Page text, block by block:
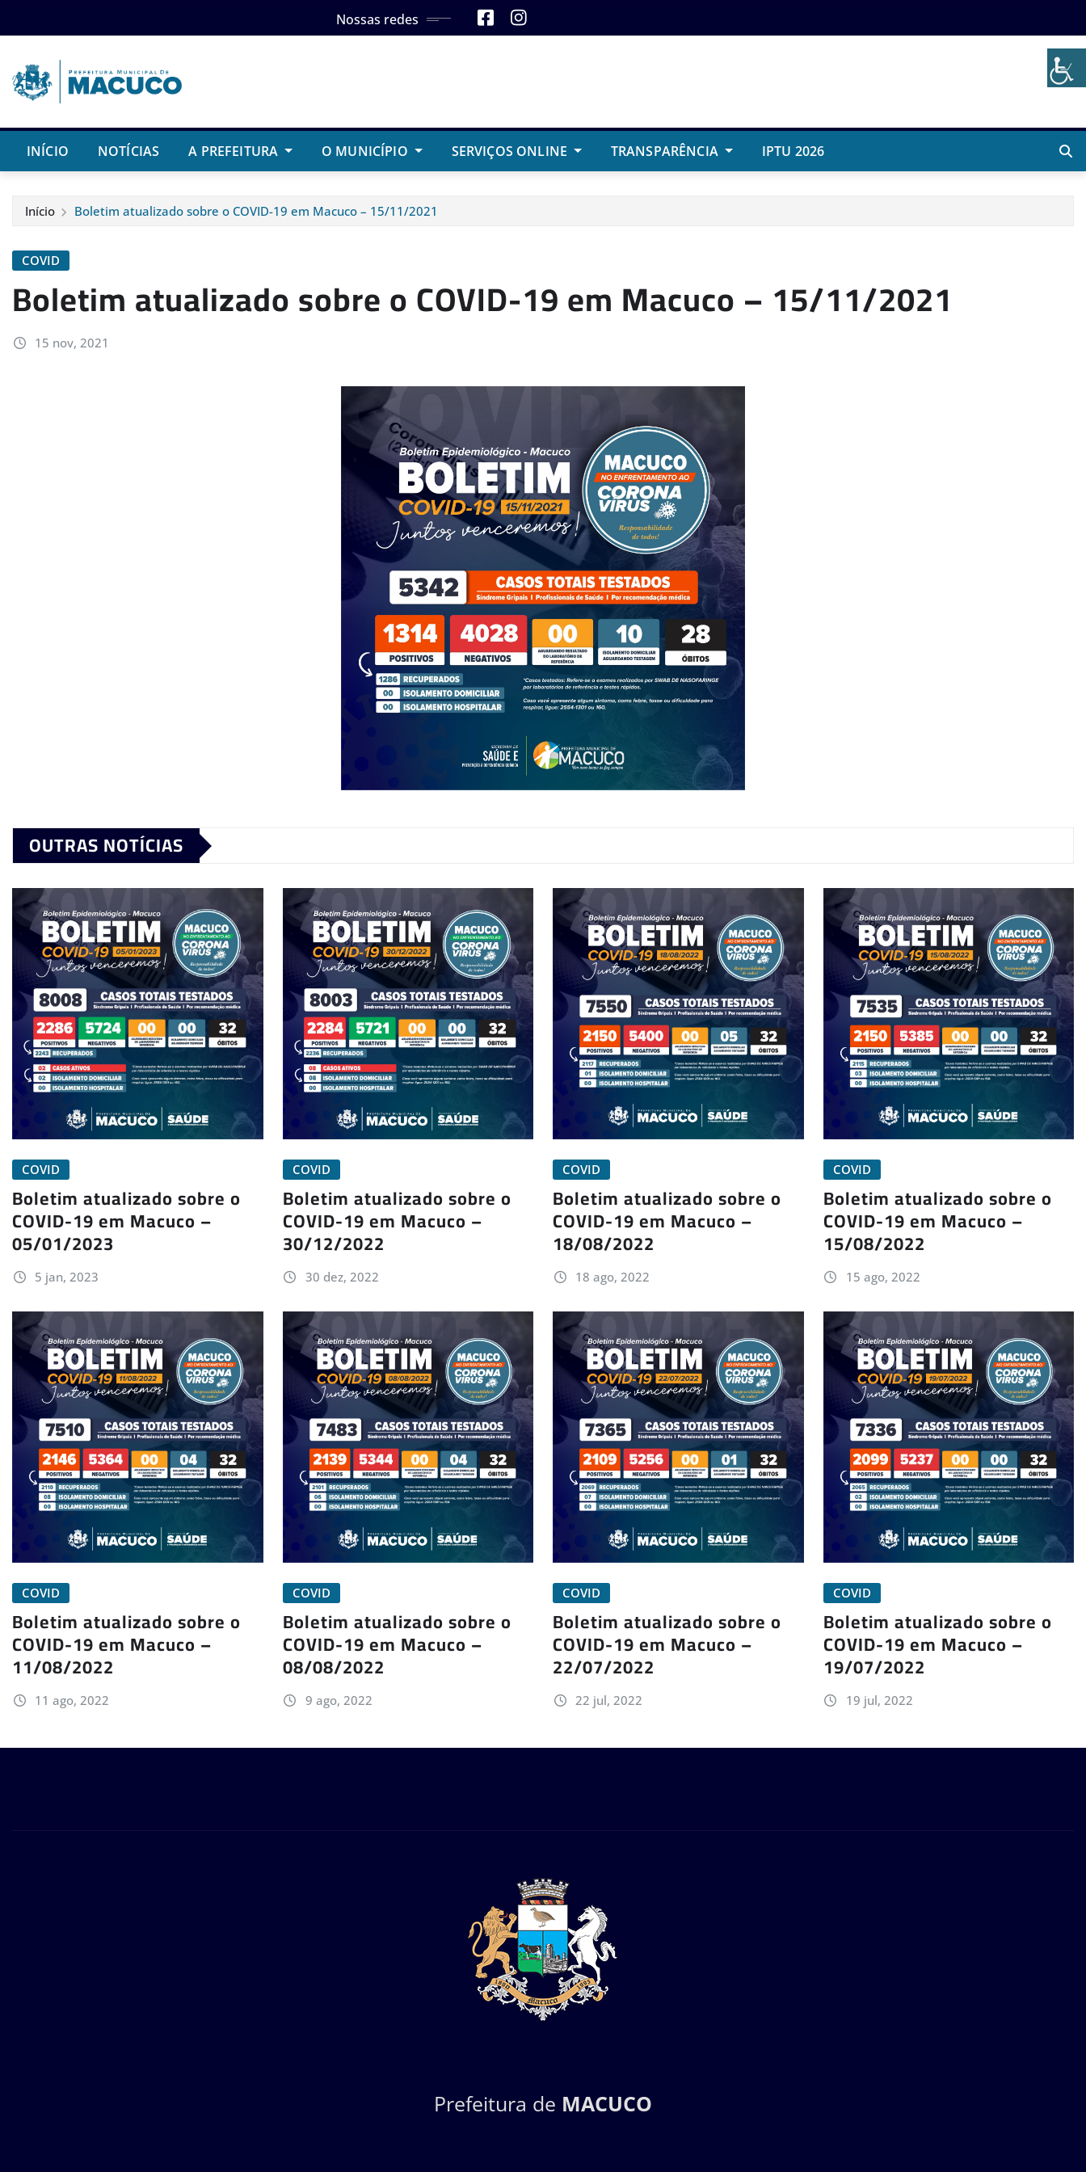
to
Nossas redes
INÍCIO NOTÍCIAS A PREFEITURA O MUNICÍPIO SERVIÇOS ONLINE TRANSPARÊNCIA IPTU 2026
Início Boletim atualizado sobre o COVID-19 em Macuco – 15/11/2021
COVID
Boletim atualizado sobre o COVID-19 em Macuco – 15/11/2021
15 nov, 2021
OUTRAS NOTÍCIAS
COVID
Boletim atualizado sobre o
COVID-19 em Macuco –
05/01/2023
5 jan, 2023
COVID
Boletim atualizado sobre o
COVID-19 em Macuco –
30/12/2022
30 dez, 2022
COVID
Boletim atualizado sobre o
COVID-19 em Macuco –
18/08/2022
18 ago, 2022
COVID
Boletim atualizado sobre o
COVID-19 em Macuco –
15/08/2022
15 ago, 2022
COVID
Boletim atualizado sobre o
COVID-19 em Macuco –
11/08/2022
11 ago, 2022
COVID
Boletim atualizado sobre o
COVID-19 em Macuco –
08/08/2022
9 ago, 2022
COVID
Boletim atualizado sobre o
COVID-19 em Macuco –
22/07/2022
22 jul, 2022
COVID
Boletim atualizado sobre o
COVID-19 em Macuco –
19/07/2022
19 jul, 2022
Prefeitura de MACUCO